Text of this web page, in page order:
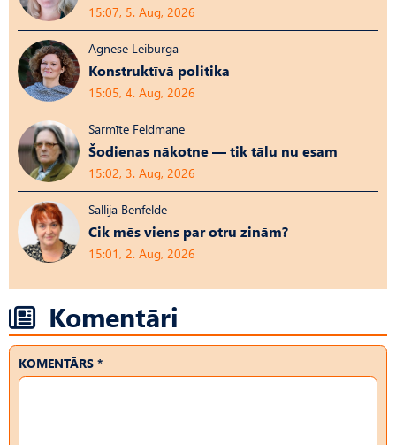
15:07, 5. Aug, 2026
Agnese Leiburga
Konstruktīvā politika
15:05, 4. Aug, 2026
Sarmīte Feldmane
Šodienas nākotne — tik tālu nu esam
15:02, 3. Aug, 2026
Sallija Benfelde
Cik mēs viens par otru zinām?
15:01, 2. Aug, 2026
Komentāri
KOMENTĀRS *